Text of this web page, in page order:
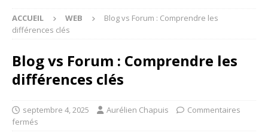
ACCUEIL WEB
Blog vs Forum : Comprendre les
différences clés
Blog vs Forum : Comprendre les
différences clés
septembre 4, 2025 Aurélien Chapuis
Commentaires
fermés